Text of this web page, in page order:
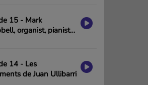
15 - Mark
organist, pianist
14 - Les
de Juan Ullibarri